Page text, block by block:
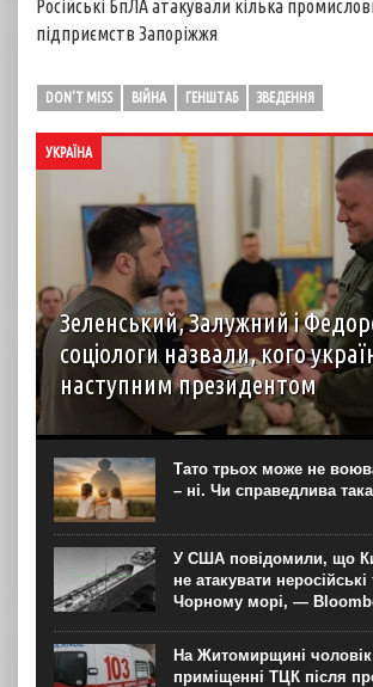
Російські БпЛА атакували кілька
підприємств Запоріжжя
DON'T MISS ВІЙНА ГЕНШТАБ ЗВЕДЕННЯ
УКРАЇНА
Зеленський, Залужний і
соціологи назвали, кого
наступним президентом
Наразі в разі проведення президентських
більшість українців обрали б на цю
президента Володимира Зеленського. На
за підтримкою виборців опинився колишній
головнокомандувач ЗСУ, а тепер...
Тато трьох може не
– ні. Чи справедлива
У США повідомили, що
не атакувати
Чорному морі, —
На Житомирщині
приміщенні ТЦК після